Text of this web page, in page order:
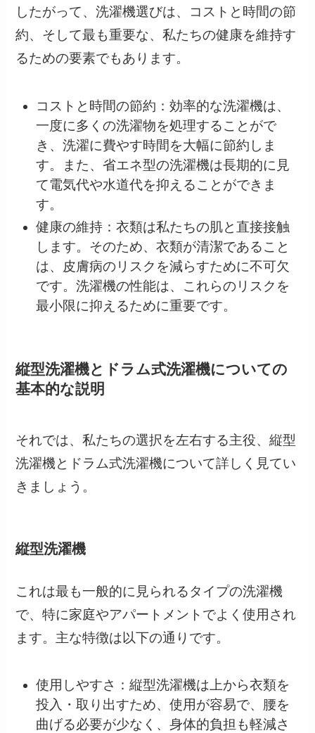
したがって、洗濯機選びは、コストと時間の節
約、そして最も重要な、私たちの健康を維持す
るための要素でもあります。
コストと時間の節約：効率的な洗濯機は、
一度に多くの洗濯物を処理することがで
き、洗濯に費やす時間を大幅に節約しま
す。また、省エネ型の洗濯機は長期的に見
て電気代や水道代を抑えることができま
す。
健康の維持：衣類は私たちの肌と直接接触
します。そのため、衣類が清潔であること
は、皮膚病のリスクを減らすために不可欠
です。洗濯機の性能は、これらのリスクを
最小限に抑えるために重要です。
縦型洗濯機とドラム式洗濯機についての
基本的な説明
それでは、私たちの選択を左右する主役、縦型
洗濯機とドラム式洗濯機について詳しく見てい
きましょう。
縦型洗濯機
これは最も一般的に見られるタイプの洗濯機
で、特に家庭やアパートメントでよく使用され
ます。主な特徴は以下の通りです。
使用しやすさ：縦型洗濯機は上から衣類を
投入・取り出すため、使用が容易で、腰を
曲げる必要が少なく、身体的負担も軽減さ